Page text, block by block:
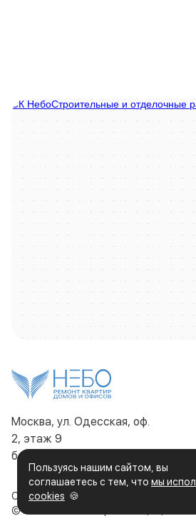
Москва, ул. Одесская, оф.
2, этаж 9
без выходных 9:00 - 22:00
ООО «Строительная компания НЕБО»
© 2019-2026. Все права защищены.
Пользуясь нашим сайтом, вы
соглашаетесь с тем, что мы
cookies 🍪